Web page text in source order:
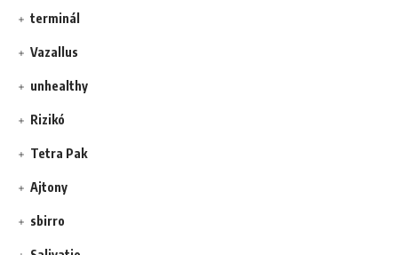
terminál
Vazallus
unhealthy
Rizikó
Tetra Pak
Ajtony
sbirro